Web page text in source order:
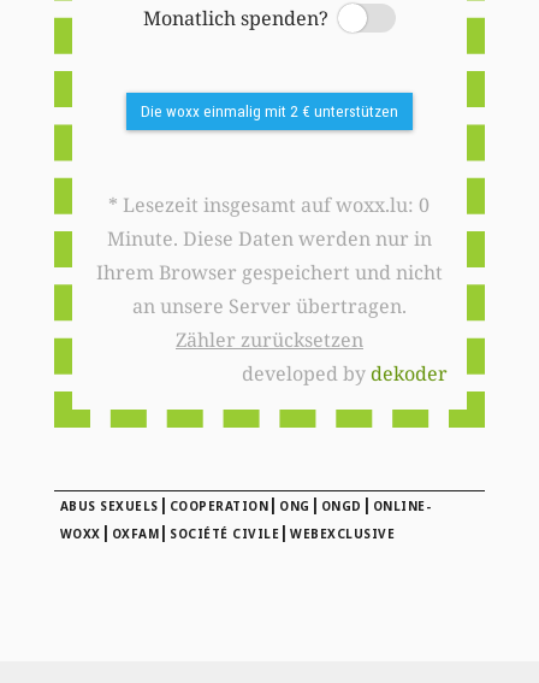
Monatlich spenden?
Switch
Die woxx einmalig mit 2 € unterstützen
* Lesezeit insgesamt auf woxx.lu: 0
Minute. Diese Daten werden nur in
Ihrem Browser gespeichert und nicht
an unsere Server übertragen.
Zähler zurücksetzen
developed bydekoder
ABUS SEXUELS | COOPERATION | ONG | ONGD | ONLINE-
WOXX | OXFAM | SOCIÉTÉ CIVILE |WEBEXCLUSIVE